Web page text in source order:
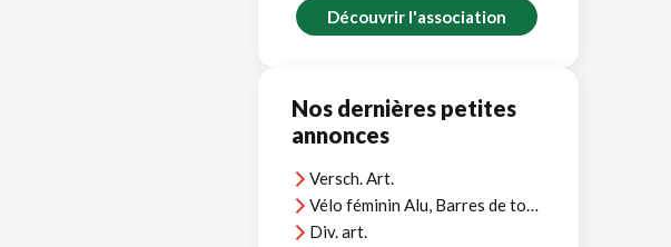
Découvrir l'association
Nos dernières petites
annonces
Versch. Art.
Vélo féminin Alu, Barres de toit Thule, et divers
Div. art.